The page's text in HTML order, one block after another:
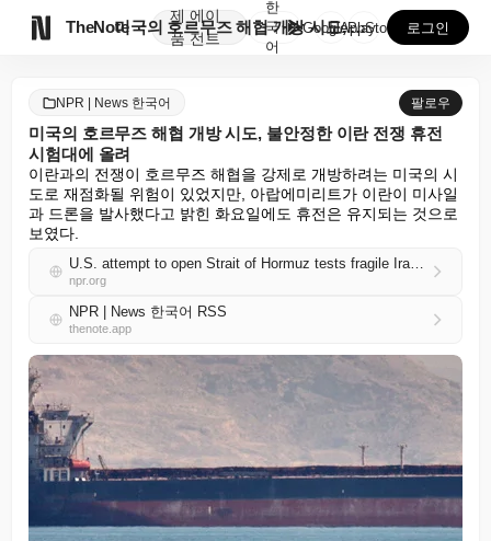
TheNote
제
품
에이
전트
미국의 호르무즈 해협 개방 시도, 불안정한 이란 전쟁 ...
한
국
어
GooglePlay
AppStore 로그인
NPR | News 한국어 팔로우
미국의 호르무즈 해협 개방 시도, 불안정한 이란 전쟁 휴전
시험대에 올려
이란과의 전쟁이 호르무즈 해협을 강제로 개방하려는 미국의 시
도로 재점화될 위험이 있었지만, 아랍에미리트가 이란이 미사일
과 드론을 발사했다고 밝힌 화요일에도 휴전은 유지되는 것으로
보였다.
U.S. attempt to open Strait of Hormuz tests fragile Iran war ceasefire
npr.org
NPR | News 한국어 RSS
thenote.app